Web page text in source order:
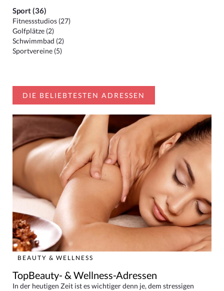
Sport (36)
Fitnessstudios (27)
Golfplätze (2)
Schwimmbad (2)
Sportvereine (5)
DIE BELIEBTESTEN ADRESSEN
BEAUTY & WELLNESS
TopBeauty- & Wellness-Adressen
In der heutigen Zeit ist es wichtiger denn je, dem stressigen